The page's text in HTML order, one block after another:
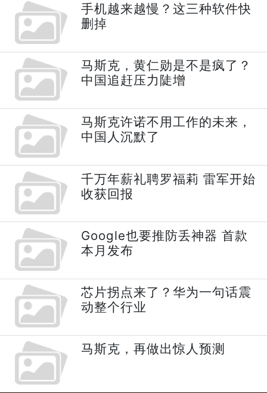
手机越来越慢？这三种软件快
删掉
马斯克，黄仁勋是不是疯了？
中国追赶压力陡增
马斯克许诺不用工作的未来，
中国人沉默了
千万年薪礼聘罗福莉 雷军开始
收获回报
Google也要推防丢神器 首款
本月发布
芯片拐点来了？华为一句话震
动整个行业
马斯克，再做出惊人预测